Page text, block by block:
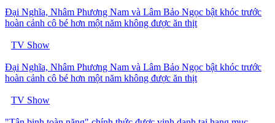
Đại Nghĩa, Nhâm Phương Nam và Lâm Bảo Ngọc bật khóc trước
hoàn cảnh cô bé hơn một năm không được ăn thịt
TV Show
Đại Nghĩa, Nhâm Phương Nam và Lâm Bảo Ngọc bật khóc trước
hoàn cảnh cô bé hơn một năm không được ăn thịt
TV Show